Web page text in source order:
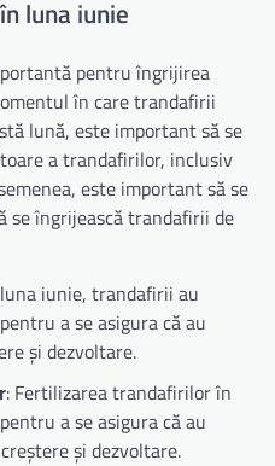
luna iunie
pentru îngrijirea
în care trandafirii
lună, este important să se
a trandafirilor, inclusiv
este important să se
se îngrijească trandafirii de
iunie, trandafirii au
a se asigura că au
și dezvoltare.
: Fertilizarea trandafirilor în
a se asigura că au
și dezvoltare.